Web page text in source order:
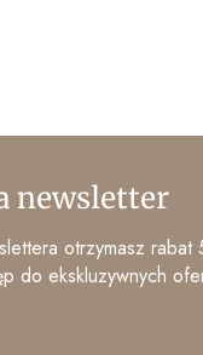
newsletter
otrzymasz rabat
do ekskluzywnych